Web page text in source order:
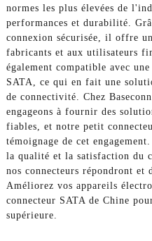
normes les plus élevées de
performances et durabilité.
connexion sécurisée, il offre
fabricants et aux utilisateurs
également compatible avec
SATA, ce qui en fait une
de connectivité. Chez
engageons à fournir des
fiables, et notre petit
témoignage de cet
la qualité et la satisfaction du
nos connecteurs répondront et
Améliorez vos appareils
connecteur SATA de Chine
supérieure.